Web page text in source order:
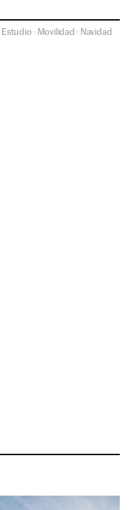
Estudio · Movilidad · Navidad